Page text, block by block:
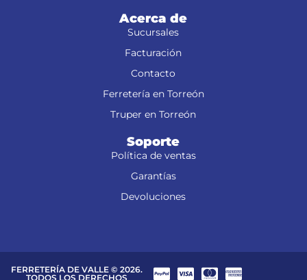
Acerca de
Sucursales
Facturación
Contacto
Ferretería en Torreón
Truper en Torreón
Soporte
Política de ventas
Garantías
Devoluciones
FERRETERÍA DE VALLE © 2026.
TODOS LOS DERECHOS